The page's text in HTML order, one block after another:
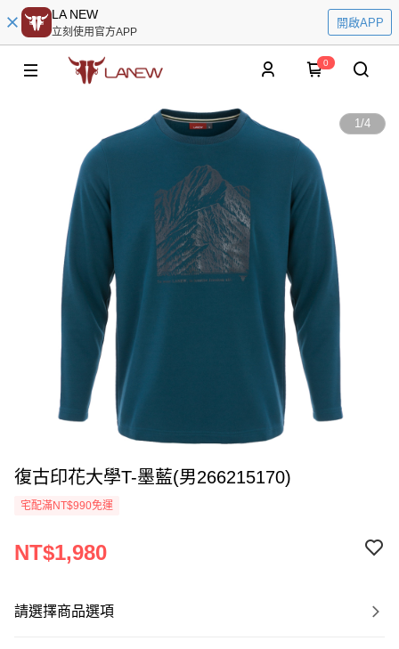
LA NEW
立刻使用官方APP
開啟APP
0
1/4
復古印花大學T-墨藍(男266215170)
宅配滿NT$990免運
NT$1,980
請選擇商品選項